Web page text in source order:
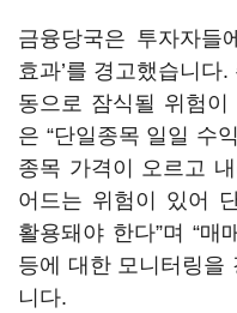
금융당국은 투자자들
효과’를 경고했습니
동으로 잠식될 위험이
은 “단일종목 일일 수
종목 가격이 오르고
어드는 위험이 있어
활용돼야 한다”며 “매
등에 대한 모니터링을
니다.